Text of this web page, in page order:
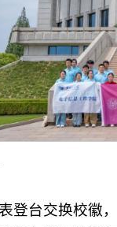
登台交换校徽